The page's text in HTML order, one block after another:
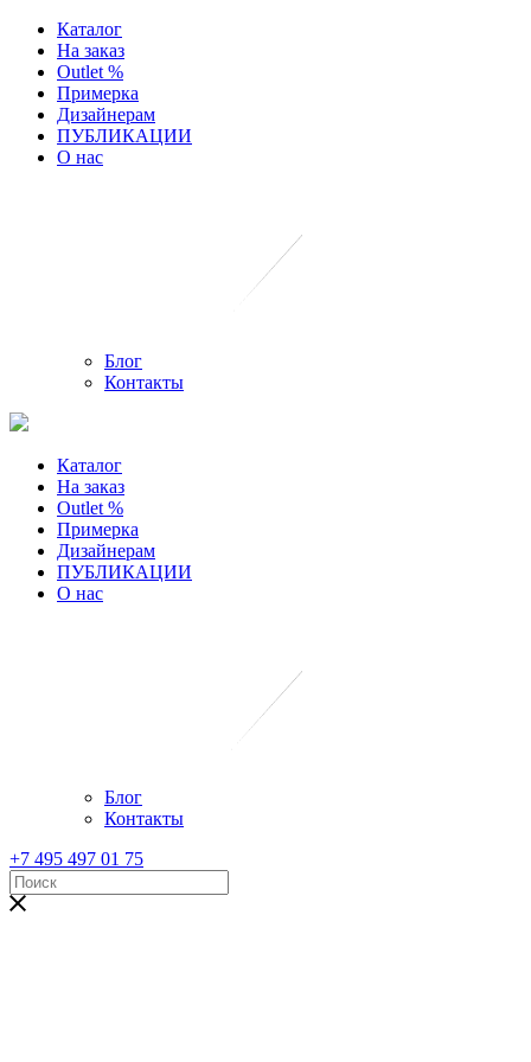
Каталог
На заказ
Outlet %
Примерка
Дизайнерам
ПУБЛИКАЦИИ
О нас
Блог
Контакты
Каталог
На заказ
Outlet %
Примерка
Дизайнерам
ПУБЛИКАЦИИ
О нас
Блог
Контакты
+7 495 497 01 75